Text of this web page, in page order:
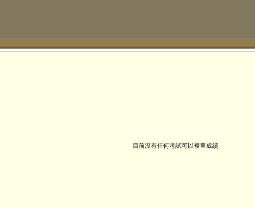
目前沒有任何考試可以複查成績